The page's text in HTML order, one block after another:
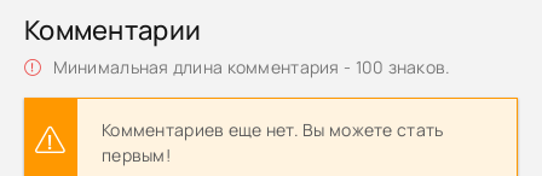
Комментарии
Минимальная длина комментария - 100 знаков.
Комментариев еще нет. Вы можете стать
первым!